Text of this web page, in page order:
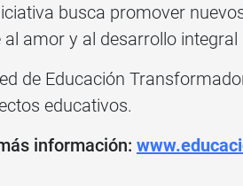
busca promover
al amor y al desarrollo
de Educación
educativos.
información: